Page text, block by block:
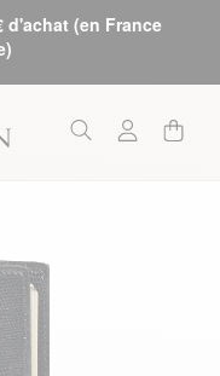
d'achat (en France